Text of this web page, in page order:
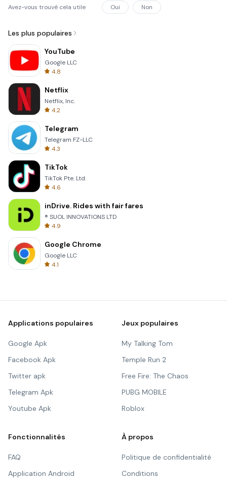
Avez-vous trouvé cela utile Oui Non
Les plus populaires
YouTube
Google LLC
4.8
Netflix
Netflix, Inc.
4.2
Telegram
Telegram FZ-LLC
4.3
TikTok
TikTok Pte. Ltd.
4.6
inDrive. Rides with fair fares
® SUOL INNOVATIONS LTD
4.9
Google Chrome
Google LLC
4.1
Applications populaires
Google Apk
Facebook Apk
Twitter apk
Telegram Apk
Youtube Apk
Jeux populaires
My Talking Tom
Temple Run 2
Free Fire: The Chaos
PUBG MOBILE
Roblox
Fonctionnalités
FAQ
Application Android
À propos
Politique de confidentialité
Conditions